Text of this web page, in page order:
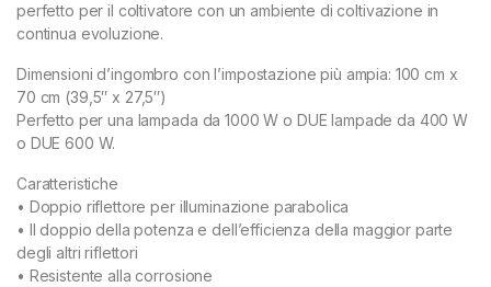
perfetto per il coltivatore con un ambiente di coltivazione in
continua evoluzione.
Dimensioni d’ingombro con l’impostazione più ampia: 100 cm x
70 cm (39,5″ x 27,5″)
Perfetto per una lampada da 1000 W o DUE lampade da 400 W
o DUE 600 W.
Caratteristiche
• Doppio riflettore per illuminazione parabolica
• Il doppio della potenza e dell’efficienza della maggior parte
degli altri riflettori
• Resistente alla corrosione